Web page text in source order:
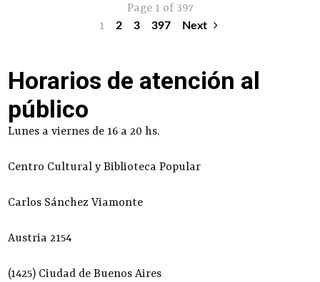
Page 1 of 397
1
2 3 397 Next
Horarios de atención al
público
Lunes a viernes de 16 a 20 hs.
Centro Cultural y Biblioteca Popular
Carlos Sánchez Viamonte
Austria 2154
(1425) Ciudad de Buenos Aires